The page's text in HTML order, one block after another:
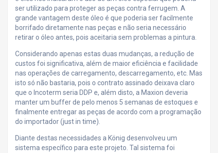
ser utilizado para proteger as peças contra ferrugem. A
grande vantagem deste óleo é que poderia ser facilmente
borrifado diretamente nas peças e não seria necessário
retirar o óleo antes, pois aceitaria sem problemas a pintura.
Considerando apenas estas duas mudanças, a redução de
custos foi significativa, além de maior eficiência e facilidade
nas operações de carregamento, descarregamento, etc. Mas
isto só não bastaria, pois o contrato assinado deixava claro
que o Incoterm seria DDP e, além disto, a Maxion deveria
manter um buffer de pelo menos 5 semanas de estoques e
finalmente entregar as peças de acordo com a programação
do importador (just in time).
Diante destas necessidades a König desenvolveu um
sistema específico para este projeto. Tal sistema foi